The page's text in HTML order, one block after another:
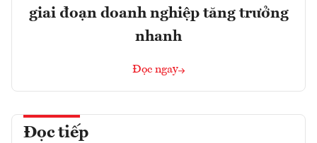
giai đoạn doanh nghiệp tăng trưởng
nhanh
Đọc ngay
Đọc tiếp